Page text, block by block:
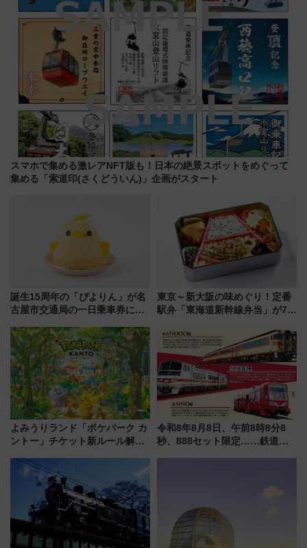
スマホで集める激レアNFT版も！日本の絶景スポットをめぐって
集める「索道印(さくどういん)」企画がスタート
誕生15周年の「ぴよりん」が名
古屋市交通局の一日乗車券に！
定1万5000枚】
東京～新大阪の味めぐり！定番
駅弁「東海道新幹線弁当」が7月
よみうりランド「ポケパーク カ
ントー」チケット新ルール解
本人確認が11月スタート
令和8年8月8日、午前8時8分8
秒、888セット限定……鉄道各